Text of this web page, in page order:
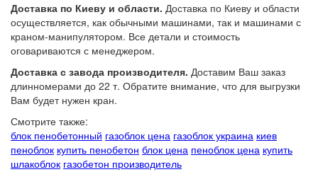
Доставка по Киеву и области. Доставка по Киеву и области
осуществляется, как обычными машинами, так и машинами с
краном-манипулятором. Все детали и стоимость
оговариваются с менеджером.
Доставка с завода производителя. Доставим Ваш заказ
длинномерами до 22 т. Обратите внимание, что для выгрузки
Вам будет нужен кран.
Смотрите также:
блок пенобетонный газоблок цена газоблок украина киев
пеноблок купить пенобетон блок цена пеноблок цена купить
шлакоблок газобетон производитель